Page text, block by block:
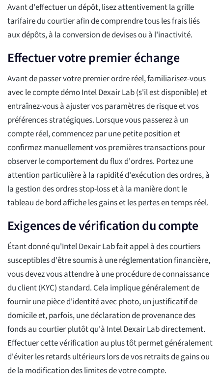
Avant d'effectuer un dépôt, lisez attentivement la grille
tarifaire du courtier afin de comprendre tous les frais liés
aux dépôts, à la conversion de devises ou à l'inactivité.
Effectuer votre premier échange
Avant de passer votre premier ordre réel, familiarisez-vous
avec le compte démo Intel Dexair Lab (s'il est disponible) et
entraînez-vous à ajuster vos paramètres de risque et vos
préférences stratégiques. Lorsque vous passerez à un
compte réel, commencez par une petite position et
confirmez manuellement vos premières transactions pour
observer le comportement du flux d'ordres. Portez une
attention particulière à la rapidité d'exécution des ordres, à
la gestion des ordres stop-loss et à la manière dont le
tableau de bord affiche les gains et les pertes en temps réel.
Exigences de vérification du compte
Étant donné qu'Intel Dexair Lab fait appel à des courtiers
susceptibles d'être soumis à une réglementation financière,
vous devez vous attendre à une procédure de connaissance
du client (KYC) standard. Cela implique généralement de
fournir une pièce d'identité avec photo, un justificatif de
domicile et, parfois, une déclaration de provenance des
fonds au courtier plutôt qu'à Intel Dexair Lab directement.
Effectuer cette vérification au plus tôt permet généralement
d'éviter les retards ultérieurs lors de vos retraits de gains ou
de la modification des limites de votre compte.